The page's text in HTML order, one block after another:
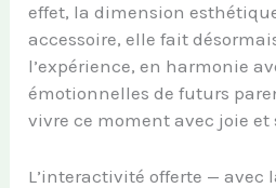
effet, la dimension
accessoire, elle fait
l’expérience, en harmonie
émotionnelles de futurs
vivre ce moment avec joie et
L’interactivité offerte — avec